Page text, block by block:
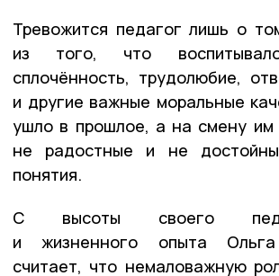
Тревожится педагог лишь о
из того, что
сплочённость, трудолюбие,
и другие важные моральные
ушло в прошлое, а на смену им
не радостные и не
понятия.
С высоты своего
и жизненного опыта Ольга
считает, что немаловажную